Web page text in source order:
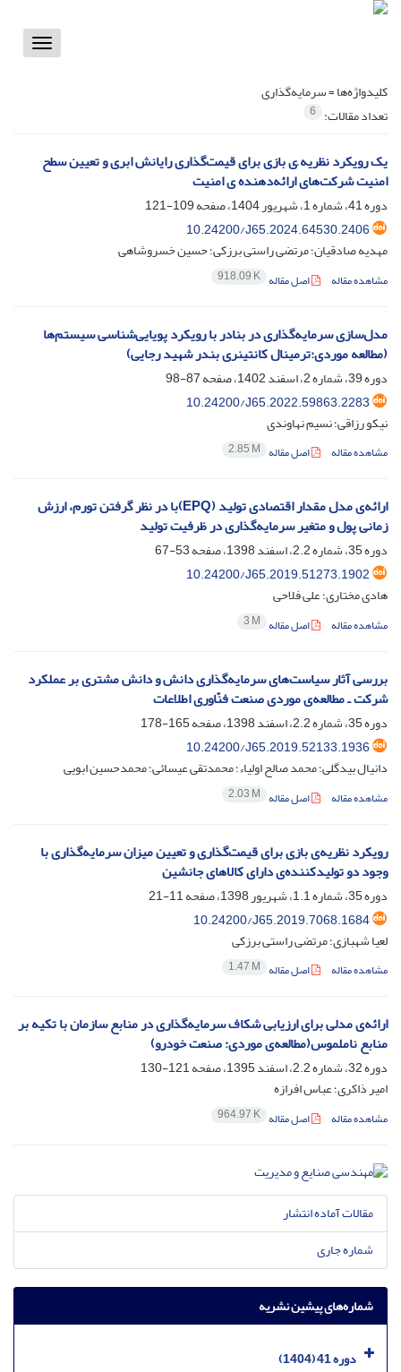
Toggle
کلیدواژه‌ها =سرمایه‌گذاری
تعداد مقالات: 6
یک رویکرد نظریه ِی بازی برای قیمت‌گذاری رایانش ابری و تعیین سطح
امنیت شرکت‌های ارائه‌دهنده ی امنیت
دوره 41، شماره 1، شهریور 1404، صفحه
109-121
10.24200/J65.2024.64530.2406
مهدیه صادقیان؛ مرتضی راستی برزکی؛ حسین خسروشاهی
مشاهده مقاله اصل مقاله 918.09 K
مدل‌سازی سرمایه‌گذاری در بنادر با رویکرد پویایی‌شناسی سیستم‌ها
(مطالعه موردی:ترمینال کانتینری بندر شهید رجایی)
دوره 39، شماره 2، اسفند 1402، صفحه
87-98
10.24200/J65.2022.59863.2283
نیکو رزاقی؛ نسیم نهاوندی
مشاهده مقاله اصل مقاله 2.85 M
ارائه‌ی مدل مقدار اقتصادی تولید (E‌P‌Q)با در نظر گرفتن تورم، ارزش
زمانی پول و متغیر سرمایه‌گذاری در ظرفیت تولید
دوره 35، شماره 2.2، اسفند 1398، صفحه
53-67
10.24200/J65.2019.51273.1902
هادی مختاری؛ علی فلاحی
مشاهده مقاله اصل مقاله 3 M
بررسی آثار سیاست‌های سرمایه‌گذاری دانش و دانش مشتری بر عملکرد
شرکت ـ مطالعه‌ی موردی صنعت فنّاوری اطلاعات
دوره 35، شماره 2.2، اسفند 1398، صفحه
165-178
10.24200/J65.2019.52133.1936
دانیال بیدگلی؛ محمد صالح اولیاء؛ محمدتقی عیسائی؛ محمدحسین ابویی
مشاهده مقاله اصل مقاله 2.03 M
رویکرد نظریه‌ی بازی برای قیمت‌گذاری و تعیین میزان سرمایه‌گذاری با
وجود دو تولیدکننده‌ی دارای کالاهای جانشین
دوره 35، شماره 1.1، شهریور 1398، صفحه
11-21
10.24200/J65.2019.7068.1684
لعیا شهبازی؛ مرتضی راستی برزکی
مشاهده مقاله اصل مقاله 1.47 M
ارائه‌ی مدلی برای ارزیابی شکاف سرمایه‌گذاری در منابع سازمان با تکیه بر
منابع ناملموس(مطالعه‌ی موردی: صنعت خودرو)
دوره 32، شماره 2.2، اسفند 1395، صفحه
121-130
امیر ذاکری؛ عباس افرازه
مشاهده مقاله اصل مقاله 964.97 K
مقالات آماده انتشار
شماره جاری
شماره‌های پیشین نشریه
دوره 41 (1404)